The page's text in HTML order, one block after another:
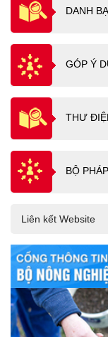
DANH BẠ
GÓP Ý
THƯ
BỘ